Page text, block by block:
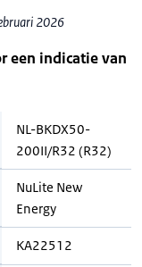
2026
een indicatie van
NL-BKDX50-
200II/R32 (R32)
NuLite New
Energy
KA22512